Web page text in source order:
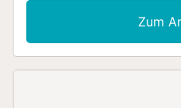
Heizung, Waschmaschine
Hochstuhl sind ebenfalls
Unterkunft ist der private
Zum